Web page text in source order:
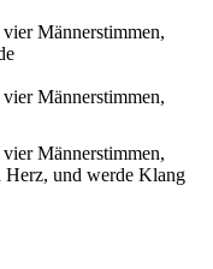
Männerstimmen,
Männerstimmen,
Männerstimmen,
und werde Klang